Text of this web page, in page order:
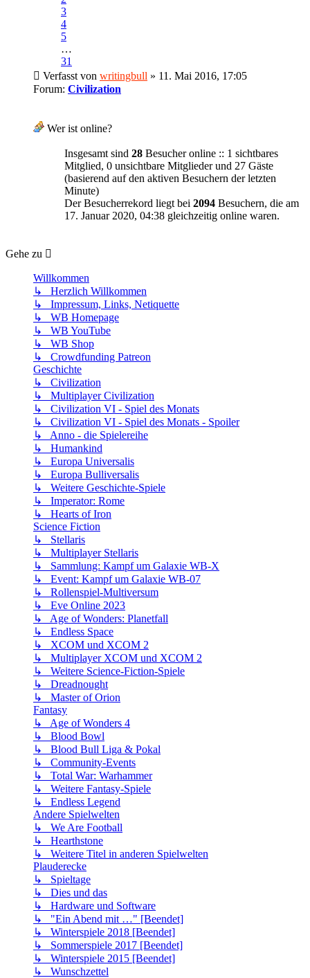
3
4
5
…
31
Verfasst von writingbull » 11. Mai 2016, 17:05
Forum: Civilization
Wer ist online?
Insgesamt sind 28 Besucher online :: 1 sichtbares
Mitglied, 0 unsichtbare Mitglieder und 27 Gäste
(basierend auf den aktiven Besuchern der letzten
Minute)
Der Besucherrekord liegt bei 2094 Besuchern, die am
17. Januar 2020, 04:38 gleichzeitig online waren.
Gehe zu
Willkommen
↳ Herzlich Willkommen
↳ Impressum, Links, Netiquette
↳ WB Homepage
↳ WB YouTube
↳ WB Shop
↳ Crowdfunding Patreon
Geschichte
↳ Civilization
↳ Multiplayer Civilization
↳ Civilization VI - Spiel des Monats
↳ Civilization VI - Spiel des Monats - Spoiler
↳ Anno - die Spielereihe
↳ Humankind
↳ Europa Universalis
↳ Europa Bulliversalis
↳ Weitere Geschichte-Spiele
↳ Imperator: Rome
↳ Hearts of Iron
Science Fiction
↳ Stellaris
↳ Multiplayer Stellaris
↳ Sammlung: Kampf um Galaxie WB-X
↳ Event: Kampf um Galaxie WB-07
↳ Rollenspiel-Multiversum
↳ Eve Online 2023
↳ Age of Wonders: Planetfall
↳ Endless Space
↳ XCOM und XCOM 2
↳ Multiplayer XCOM und XCOM 2
↳ Weitere Science-Fiction-Spiele
↳ Dreadnought
↳ Master of Orion
Fantasy
↳ Age of Wonders 4
↳ Blood Bowl
↳ Blood Bull Liga & Pokal
↳ Community-Events
↳ Total War: Warhammer
↳ Weitere Fantasy-Spiele
↳ Endless Legend
Andere Spielwelten
↳ We Are Football
↳ Hearthstone
↳ Weitere Titel in anderen Spielwelten
Plauderecke
↳ Spieltage
↳ Dies und das
↳ Hardware und Software
↳ "Ein Abend mit …" [Beendet]
↳ Winterspiele 2018 [Beendet]
↳ Sommerspiele 2017 [Beendet]
↳ Winterspiele 2015 [Beendet]
↳ Wunschzettel